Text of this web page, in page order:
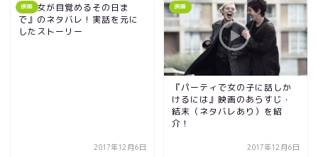
映画
『彼女が目覚めるその日ま
で』のネタバレ！実話を元に
したストーリー
2017年12月6日
映画
『パーティで女の子に話しか
けるには』映画のあらすじ・
結末（ネタバレあり）を紹
介！
2017年12月6日